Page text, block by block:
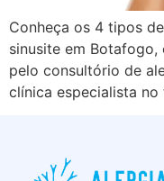
Conheça os 4 tipos
sinusite em
pelo consultório de
clínica especialista no